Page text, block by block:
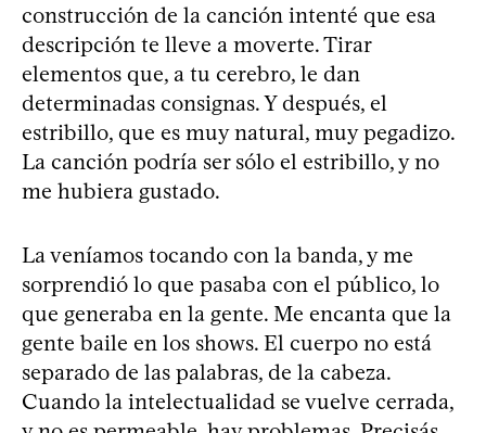
construcción de la canción intenté que esa
descripción te lleve a moverte. Tirar
elementos que, a tu cerebro, le dan
determinadas consignas. Y después, el
estribillo, que es muy natural, muy pegadizo.
La canción podría ser sólo el estribillo, y no
me hubiera gustado.
La veníamos tocando con la banda, y me
sorprendió lo que pasaba con el público, lo
que generaba en la gente. Me encanta que la
gente baile en los shows. El cuerpo no está
separado de las palabras, de la cabeza.
Cuando la intelectualidad se vuelve cerrada,